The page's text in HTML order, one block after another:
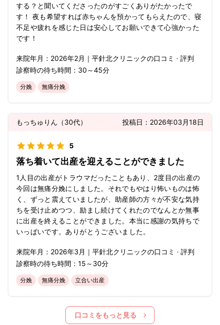
する？と聞いてくださったのがすごくありがたかったで
す！ 夜も希望すれば赤ちゃんを預かってもらえたので、寝
不足や疲れを感じた日は安心してお願いできて心強かった
です！
来院年月： 2026年2月 ｜ 平針北クリニックの口コミ · 評判
診察時の待ち時間： 30～45分
分娩 無痛分娩
もっちゅりん （30代） 投稿日： 2026年03月18日
5
落ち着いて出産を迎えることができました
1人目の出産がトラウマだったこともあり、2度目の出産の
今回は無痛分娩にしました。それでもやはり怖いものは怖
く、ずっと震えていましたが、助産師の方々が不安な気持
ちを受け止めつつ、励まし続けてくれたのでなんとか無事
に出産を終えることができました。本当に感謝の気持ちで
いっぱいです。ありがとうございました。
来院年月： 2026年3月 ｜ 平針北クリニックの口コミ · 評判
診察時の待ち時間： 15～30分
分娩 無痛分娩 立合い出産
口コミをもっと見る